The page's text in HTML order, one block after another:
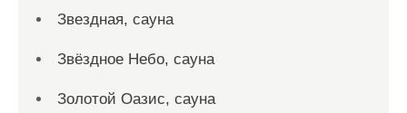
Звездная, сауна
Звёздное Небо, сауна
Золотой Оазис, сауна